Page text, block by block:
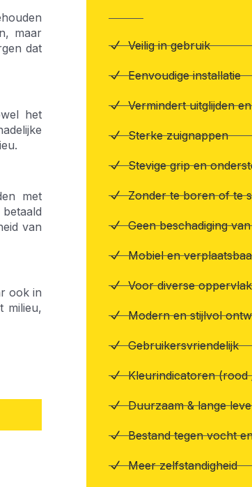
maar
dat
het
met
van
ook in
milieu,
Veilig in gebruik
Eenvoudige installatie
Vermindert uitglijden
Sterke zuignappen
Stevige grip en
Zonder te boren of te
Geen beschadiging
Mobiel en
Voor diverse
Modern en stijlvol
Gebruikersvriendelijk
Kleurindicatoren (rood
Duurzaam & lange
Bestand tegen vocht
Meer zelfstandigheid